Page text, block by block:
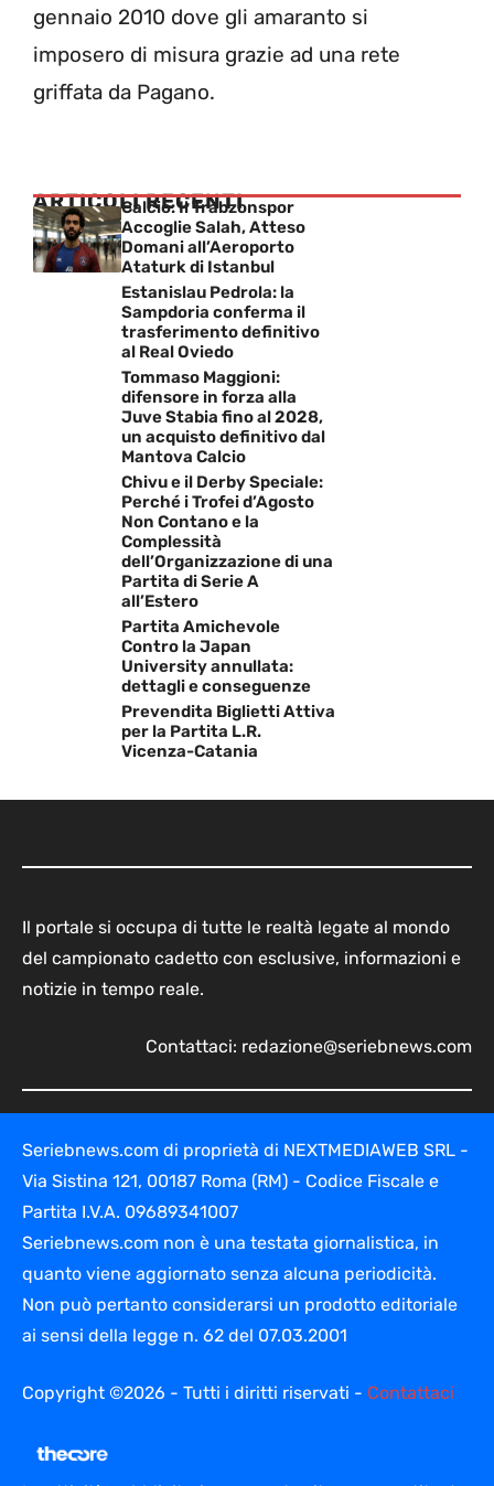
gennaio 2010 dove gli amaranto si
imposero di misura grazie ad una rete
griffata da Pagano.
ARTICOLI RECENTI
Calcio: Il Trabzonspor
Accoglie Salah, Atteso
Domani all’Aeroporto
Ataturk di Istanbul
Estanislau Pedrola: la
Sampdoria conferma il
trasferimento definitivo
al Real Oviedo
Tommaso Maggioni:
difensore in forza alla
Juve Stabia fino al 2028,
un acquisto definitivo dal
Mantova Calcio
Chivu e il Derby Speciale:
Perché i Trofei d’Agosto
Non Contano e la
Complessità
dell’Organizzazione di una
Partita di Serie A
all’Estero
Partita Amichevole
Contro la Japan
University annullata:
dettagli e conseguenze
Prevendita Biglietti Attiva
per la Partita L.R.
Vicenza-Catania
Il portale si occupa di tutte le realtà legate al mondo
del campionato cadetto con esclusive, informazioni e
notizie in tempo reale.
Contattaci: redazione@seriebnews.com
Seriebnews.com di proprietà di NEXTMEDIAWEB SRL -
Via Sistina 121, 00187 Roma (RM) - Codice Fiscale e
Partita I.V.A. 09689341007
Seriebnews.com non è una testata giornalistica, in
quanto viene aggiornato senza alcuna periodicità.
Non può pertanto considerarsi un prodotto editoriale
ai sensi della legge n. 62 del 07.03.2001
Copyright ©2026 - Tutti i diritti riservati - Contattaci